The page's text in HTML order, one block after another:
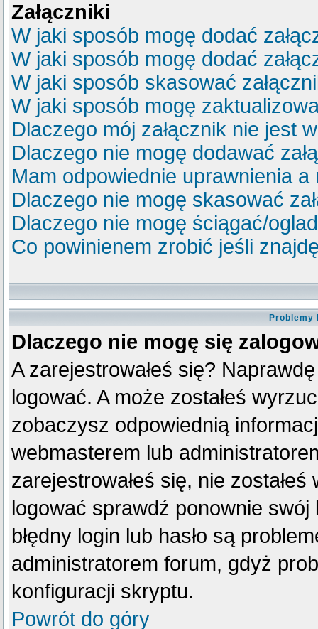
Załączniki
W jaki sposób mogę dodać
W jaki sposób mogę dodać
W jaki sposób skasować
W jaki sposób mogę
Dlaczego mój załącznik nie jest
Dlaczego nie mogę dodawać
Mam odpowiednie uprawnienia
Dlaczego nie mogę skasować
Dlaczego nie mogę ściągać/
Co powinienem zrobić jeśli
Problemy
Dlaczego nie mogę się
A zarejestrowałeś się?
logować. A może zostałeś
zobaczysz odpowiednią
webmasterem lub
zarejestrowałeś się, nie
logować sprawdź ponownie swój
błędny login lub hasło są
administratorem forum, gdyż
konfiguracji skryptu.
Powrót do góry